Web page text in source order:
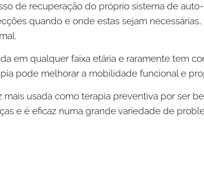
de recuperação do próprio sistema de
quando e onde estas sejam
em qualquer faixa etária e raramente tem
pode melhorar a mobilidade funcional e
mais usada como terapia preventiva por ser
e é eficaz numa grande variedade de